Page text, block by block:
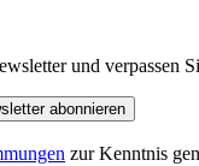
und verpassen
abonnieren
zur Kenntnis